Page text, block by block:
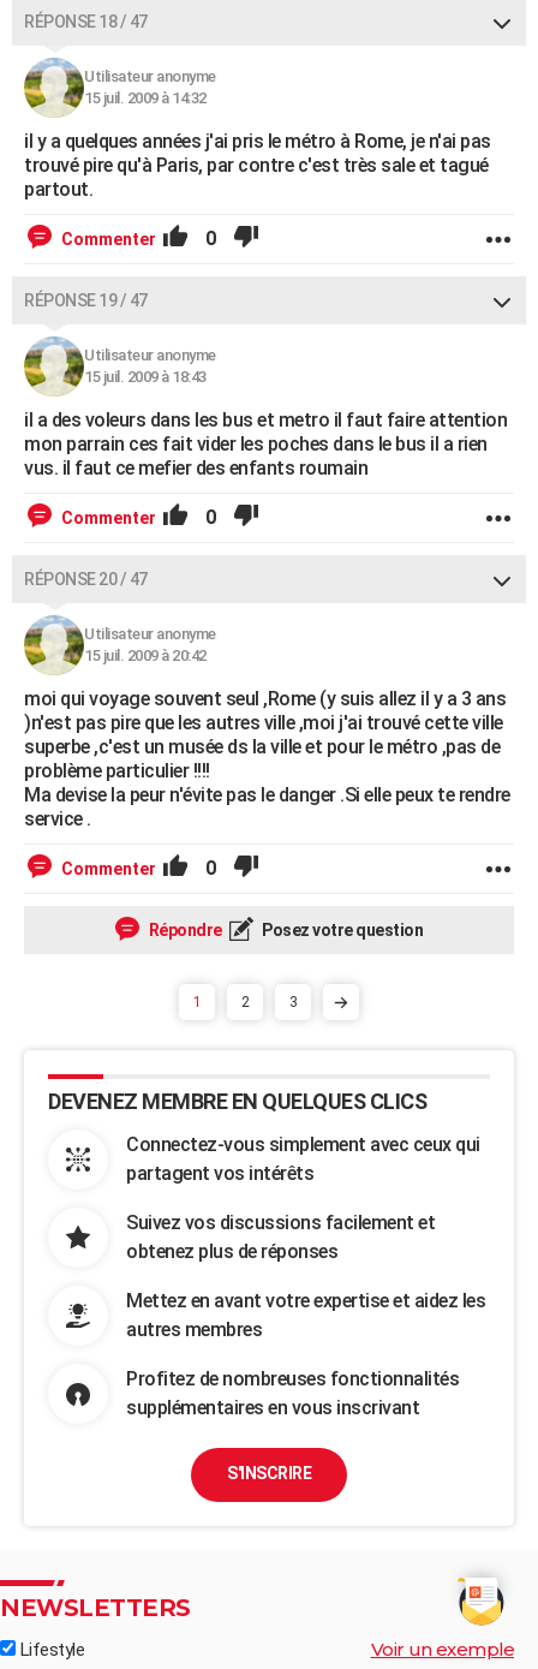
RÉPONSE 18 / 47
Utilisateur anonyme
15 juil. 2009 à 14:32
il y a quelques années j'ai pris le métro à Rome, je n'ai pas
trouvé pire qu'à Paris, par contre c'est très sale et tagué
partout.
Commenter 0
RÉPONSE 19 / 47
Utilisateur anonyme
15 juil. 2009 à 18:43
il a des voleurs dans les bus et metro il faut faire attention
mon parrain ces fait vider les poches dans le bus il a rien
vus. il faut ce mefier des enfants roumain
Commenter 0
RÉPONSE 20 / 47
Utilisateur anonyme
15 juil. 2009 à 20:42
moi qui voyage souvent seul ,Rome (y suis allez il y a 3 ans
)n'est pas pire que les autres ville ,moi j'ai trouvé cette ville
superbe ,c'est un musée ds la ville et pour le métro ,pas de
problème particulier !!!!
Ma devise la peur n'évite pas le danger .Si elle peux te rendre
service .
Commenter 0
Répondre Posez votre question
1 2 3
DEVENEZ MEMBRE EN QUELQUES CLICS
Connectez-vous simplement avec ceux qui
partagent vos intérêts
Suivez vos discussions facilement et
obtenez plus de réponses
Mettez en avant votre expertise et aidez les
autres membres
Profitez de nombreuses fonctionnalités
supplémentaires en vous inscrivant
S'INSCRIRE
NEWSLETTERS
Lifestyle Voir un exemple